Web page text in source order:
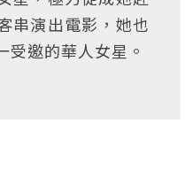
串演出電影，她也
受邀的華人女星。